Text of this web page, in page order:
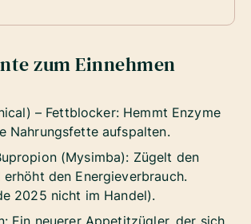
zum Einnehmen
– Fettblocker: Hemmt Enzyme
Nahrungsfette aufspalten.
(Mysimba): Zügelt den
den Energieverbrauch.
2025 nicht im Handel).